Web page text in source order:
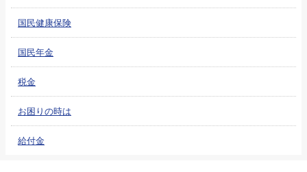
国民健康保険
国民年金
税金
お困りの時は
給付金